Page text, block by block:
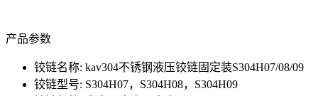
产品参数
铰链名称: kav304不锈钢液压铰链固定装S304H07/08/09
铰链型号: S304H07，S304H08，S304H09